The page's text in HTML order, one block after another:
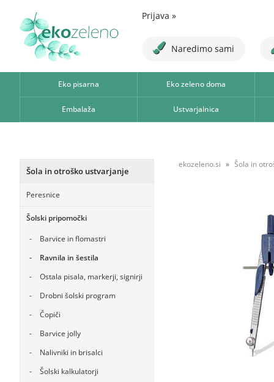
Prijava »
Naredimo sami
Eko pisarna Eko zeleno doma
Embalaža Ustvarjalnica
Šola in otroško ustvarjanje
Peresnice
Šolski pripomočki
Barvice in flomastri
Ravnila in šestila
Ostala pisala, markerji, signirji
Drobni šolski program
Čopiči
Barvice jolly
Nalivniki in brisalci
Šolski kalkulatorji
ekozeleno.si Šola in